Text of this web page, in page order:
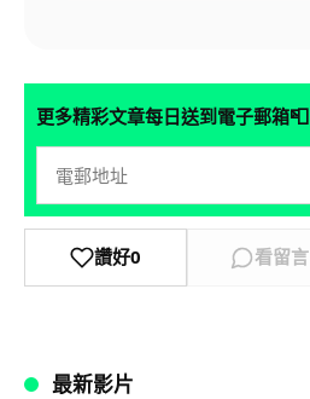
更多精彩文章每日送到電子郵箱📮
讚好0 看留言
最新影片